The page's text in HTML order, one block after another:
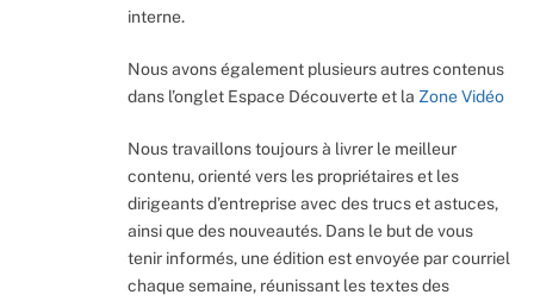
interne.
Nous avons également plusieurs autres contenus
dans l’onglet Espace Découverte et la Zone Vidéo
Nous travaillons toujours à livrer le meilleur
contenu, orienté vers les propriétaires et les
dirigeants d’entreprise avec des trucs et astuces,
ainsi que des nouveautés. Dans le but de vous
tenir informés, une édition est envoyée par courriel
chaque semaine, réunissant les textes des